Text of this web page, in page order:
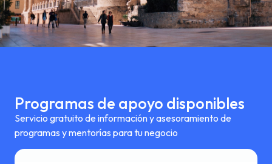
Programas de apoyo disponibles
Servicio gratuito de información y asesoramiento de
programas y mentorías para tu negocio